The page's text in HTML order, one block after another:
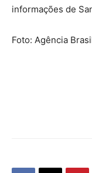
informações de
Foto: Agência